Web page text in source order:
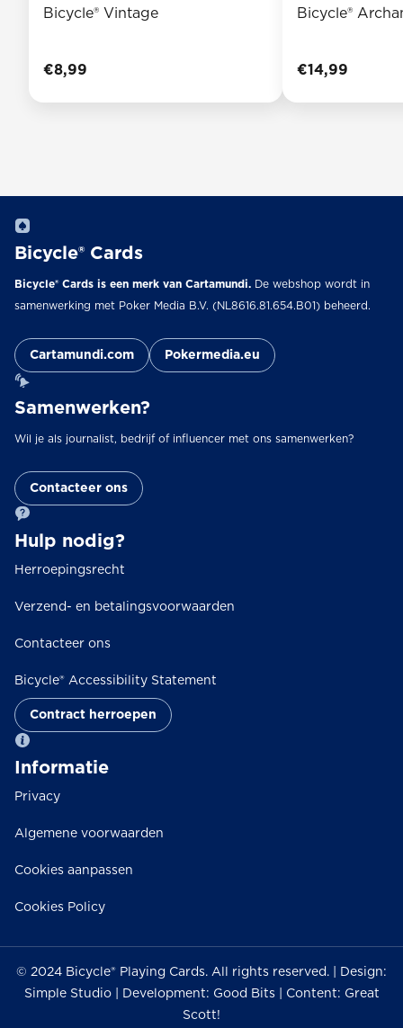
Bicycle® Vintage
€8,99
Bicycle®
€14,99
Bicycle® Cards
Bicycle® Cards is een merk van Cartamundi. De webshop wordt in
samenwerking met Poker Media B.V. (NL8616.81.654.B01) beheerd.
Cartamundi.com Pokermedia.eu
Samenwerken?
Wil je als journalist, bedrijf of influencer met ons samenwerken?
Contacteer ons
Hulp nodig?
Herroepingsrecht
Verzend- en betalingsvoorwaarden
Contacteer ons
Bicycle® Accessibility Statement
Contract herroepen
Informatie
Privacy
Algemene voorwaarden
Cookies aanpassen
Cookies Policy
© 2024 Bicycle® Playing Cards. All rights reserved. | Design:
Simple Studio | Development: Good Bits | Content: Great
Scott!